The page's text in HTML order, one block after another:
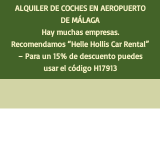
ALQUILER DE COCHES EN AEROPUERTO
DE MÁLAGA
Hay muchas empresas.
Recomendamos “Helle Hollis Car Rental”
– Para un 15% de descuento puedes
usar el código H17913